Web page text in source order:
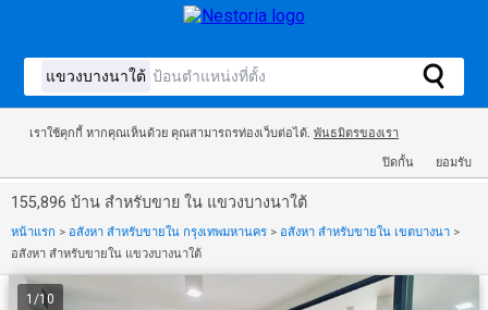
เราใช้คุกกี้ หากคุณเห็นด้วย คุณสามารถรท่องเว็บต่อได้. พันธมิตรของเรา
ปิดกั้น ยอมรับ
155,896 บ้าน สำหรับขาย ใน แขวงบางนาใต้
หน้าแรก > อสังหา สำหรับขายใน กรุงเทพมหานคร > อสังหา สำหรับขายใน เขตบางนา >
อสังหา สำหรับขายใน แขวงบางนาใต้
1 /10